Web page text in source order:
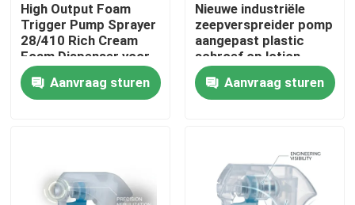
Thuis
Over ons
High Output Foam
Trigger Pump Sprayer
28/410 Rich Cream
Foam Dispenser voor
badkamer
tegelreinigingsproducten
Aanvraag sturen
Nieuwe industriële
zeepverspreider pomp
aangepast plastic
schroef op lotion
pomp K201-4
Aanvraag sturen